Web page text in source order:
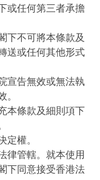
或任何第三者承擔
下不可將本條款及
送或任何其他形式
宣告無效或無法執
。
本條款及細則項下
定權。
律管轄。就本使用
下同意接受香港法